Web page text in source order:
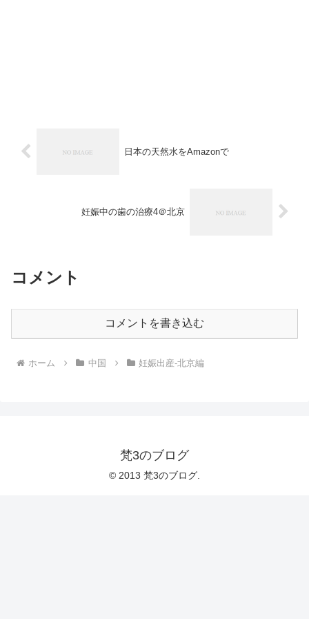
日本の天然水をAmazonで
妊娠中の歯の治療4＠北京
コメント
コメントを書き込む
ホーム 中国 妊娠出産-北京編
梵3のブログ
© 2013 梵3のブログ.